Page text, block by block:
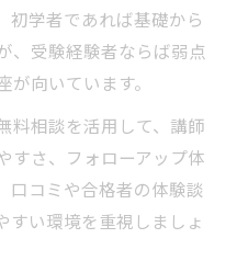
法書士講座の選び方
活用法で効率UP
ンで学習習慣を定着
向け講座の特徴とは
士試験対策法紹介
座の選び方を解説
初学者活用ポイント
初学者であれば基礎から
、受験経験者ならば弱点
向いています。
料相談を活用して、講師
すさ、フォローアップ体
口コミや合格者の体験談
すい環境を重視しましょ